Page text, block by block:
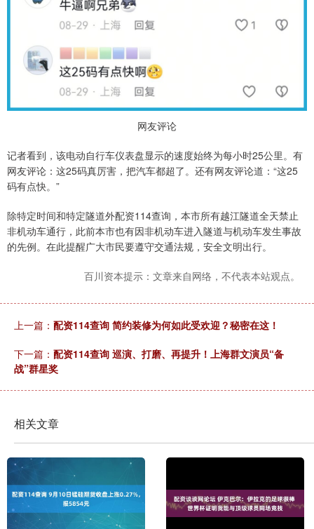
网友评论
记者看到，该电动自行车仪表盘显示的速度始终为每小时25公里。有
网友评论：这25码真厉害，把汽车都超了。还有网友评论道：“这25
码有点快。”
除特定时间和特定隧道外配资114查询，本市所有越江隧道全天禁止
非机动车通行，此前本市也有因非机动车进入隧道与机动车发生事故
的先例。在此提醒广大市民要遵守交通法规，安全文明出行。
百川资本提示：文章来自网络，不代表本站观点。
上一篇： 配资114查询 简约装修为何如此受欢迎？秘密在这！
下一篇： 配资114查询 巡演、打磨、再提升！上海群文演员“备
战”群星奖
相关文章